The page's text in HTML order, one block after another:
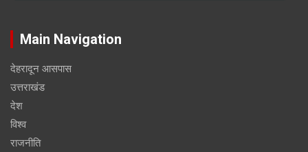
Main Navigation
देहरादून आसपास
उत्तराखंड
देश
विश्व
राजनीति